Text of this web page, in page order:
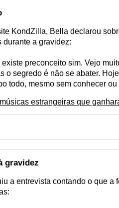
KondZilla, Bella declarou
durante a gravidez:
existe preconceito sim. Vejo
o segredo é não se abater.
todo, mesmo sem conhecer
estrangeiras que
gravidez
a entrevista contando o que a